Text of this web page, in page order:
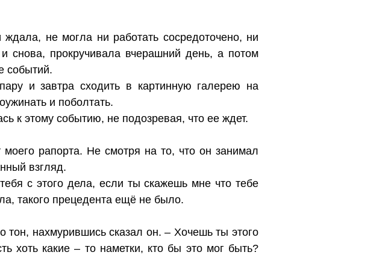
не могла ни работать сосредоточено, ни
прокручивала вчерашний день, а потом
событий.
и завтра сходить в картинную галерею на
и поболтать.
к этому событию, не подозревая, что ее ждет.
рапорта. Не смотря на то, что он занимал
взгляд.
с этого дела, если ты скажешь мне что тебе
такого прецедента ещё не было.
тон, нахмурившись сказал он. – Хочешь ты этого
хоть какие – то наметки, кто бы это мог быть?